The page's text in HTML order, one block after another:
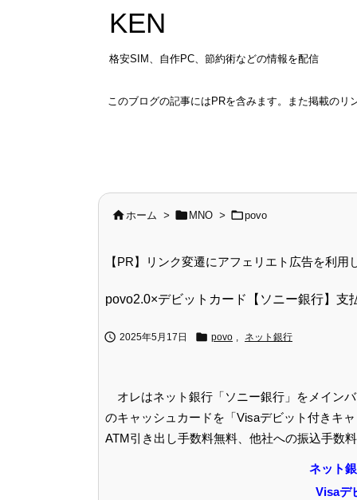
KEN
格安SIM、自作PC、節約術などの情報を配信
このブログの記事にはPRを含みます。また掲載の
 ホーム >  MNO > povo
【PR】リンク変遷にアフェリエト広告を利用
povo2.0×デビットカード【ソニー銀行】支
 2025年5月17日  povo ネット銀行
オレはネット銀行「ソニー銀行」をメイン
のキャッシュカードを「Visaデビット付きキ
ATM引き出し手数料無料、他社への振込手数
ネット
Visaデ